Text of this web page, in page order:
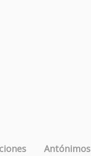
Antónimos